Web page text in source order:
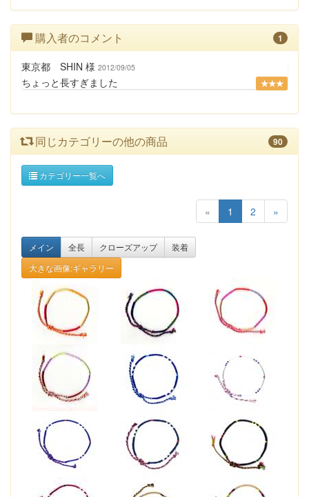
購入者のコメント 1
東京都 SHIN 様 2012/09/05
★★★
ちょっと長すぎました
同じカテゴリーの他の商品 90
カテゴリー一覧へ
« 1 2 »
メイン 全長 クローズアップ
装着
大きな画像:ギャラリー